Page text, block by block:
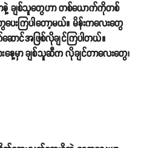
တာနဲ့ ချစ်သူတွေဟာ တစ်ယောက်ကိုတစ်
းကြပါတော့မယ်။ မိန်းကလေးတွေ
င်အဖြစ်လိုချင်ကြပါတယ်။
နေ့မှာ ချစ်သူဆီက လိုချင်တာလေးတွေ၊